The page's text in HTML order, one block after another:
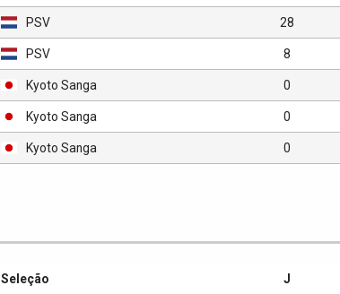
PSV 28
PSV 8
Kyoto Sanga 0
Kyoto Sanga 0
Kyoto Sanga 0
Seleção J